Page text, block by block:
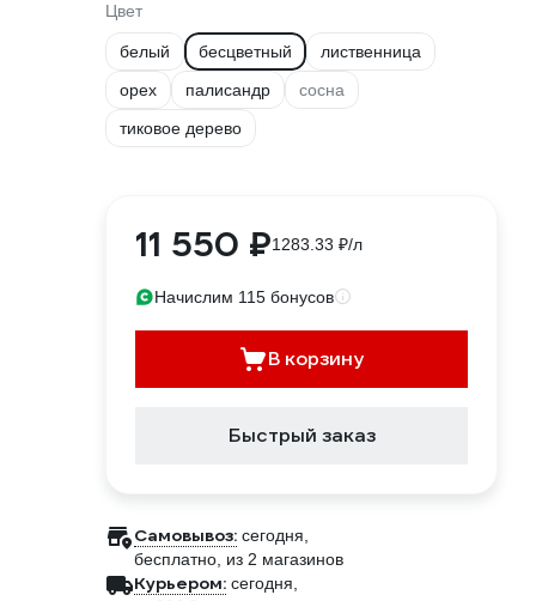
Цвет
белый бесцветный
лиственница
орех
палисандр
сосна
тиковое дерево
11 550 ₽1283.33 ₽/л
Начислим 115 бонусов
В корзину
Быстрый заказ
Самовывоз: сегодня,
бесплатно , из 2 магазинов
Курьером: сегодня,